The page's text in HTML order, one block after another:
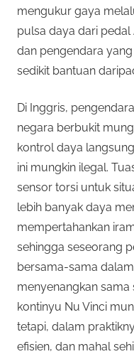
mengukur gaya
pulsa daya dari
dan pengendara
sedikit bantuan
Di Inggris,
negara berbukit
kontrol daya
ini mungkin ilegal.
sensor torsi untuk
lebih banyak daya
mempertahankan
sehingga seseorang
bersama-sama
menyenangkan sama
kontinyu Nu Vinci
tetapi, dalam
efisien, dan mahal